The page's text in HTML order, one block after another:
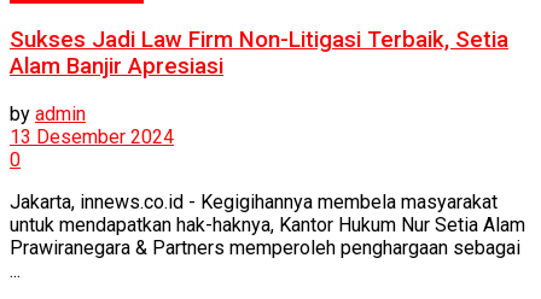
Sukses Jadi Law Firm Non-Litigasi Terbaik, Setia
Alam Banjir Apresiasi
by admin
13 Desember 2024
0
Jakarta, innews.co.id - Kegigihannya membela masyarakat
untuk mendapatkan hak-haknya, Kantor Hukum Nur Setia Alam
Prawiranegara & Partners memperoleh penghargaan sebagai
...